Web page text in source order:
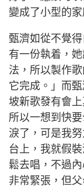
變成了小型的家
甄濟如從不覺
有一份執着，
法，所以製作
它完成。」而
坡新歌發有會
所以一想到快
淚了，可是我
台上，我就假
鬆去唱，不過
非常緊張，但